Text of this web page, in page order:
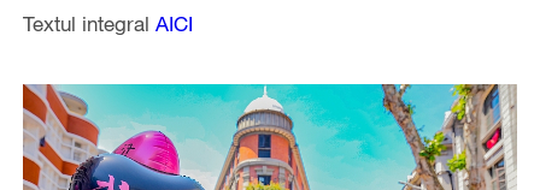
Textul integral AICI